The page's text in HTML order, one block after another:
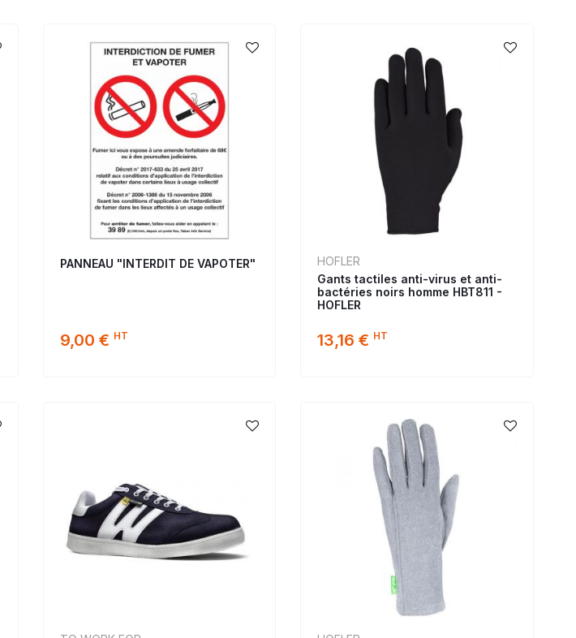
PANNEAU "INTERDIT DE VAPOTER"
9,00 € HT
HOFLER
Gants tactiles anti-virus et anti-
bactéries noirs homme HBT811 -
HOFLER
13,16 € HT